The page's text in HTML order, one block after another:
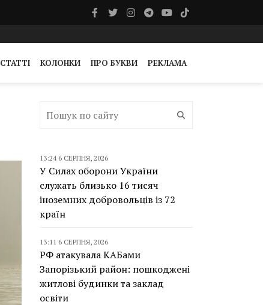
СТАТТІ КОЛОНКИ ПРО БУКВИ РЕКЛАМА
13:24 6 СЕРПНЯ, 2026
У Силах оборони України
служать близько 16 тисяч
іноземних добровольців із 72
країн
13:11 6 СЕРПНЯ, 2026
РФ атакувала КАБами
Запорізький район: пошкоджені
житлові будинки та заклад
освіти